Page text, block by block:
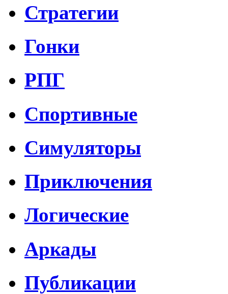
Стратегии
Гонки
РПГ
Спортивные
Симуляторы
Приключения
Логические
Аркады
Публикации